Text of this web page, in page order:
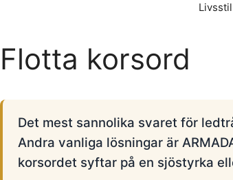
Livsstil
Flotta korsord
Det mest sannolika svaret för
Andra vanliga lösningar är
korsordet syftar på en sjöstyrka